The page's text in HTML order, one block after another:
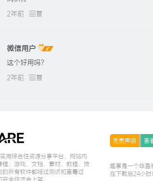
2年前
回复
微信用户
这个好用吗？
2年前
回复
用综合性资源分享平台，网站内
程、游戏、文档、素材、教程、技
的所有软件都经过测试和查毒过
全性才会上架。
免责声明 查
趣享是一个非盈
在下载后24小